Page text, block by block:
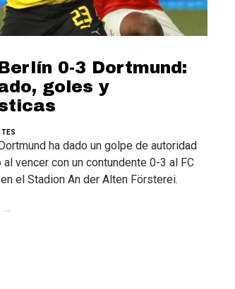
0-3 Dortmund:
goles y
ha dado un golpe de autoridad
vencer con un contundente 0-3 al FC
el Stadion An der Alten Försterei.